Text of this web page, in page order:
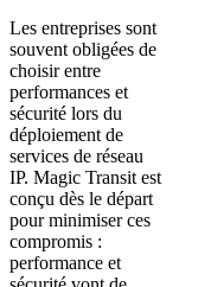
Les entreprises sont
souvent obligées de
choisir entre
performances et
sécurité lors du
déploiement de
services de réseau
IP. Magic Transit est
conçu dès le départ
pour minimiser ces
compromis :
performance et